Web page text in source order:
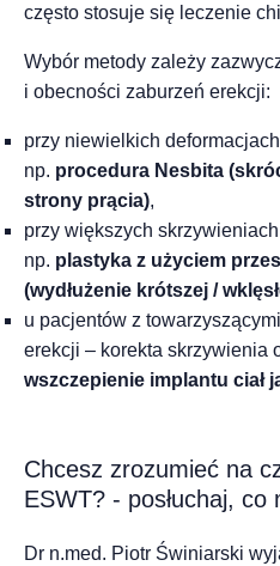
często stosuje się leczenie
Wybór metody zależy
i obecności zaburzeń erekcji:
przy niewielkich
np. procedura Nesbita
strony prącia),
przy większych
np. plastyka z użyciem
(wydłużenie krótszej /
u pacjentów z
erekcji – korekta skrzywienia
wszczepienie implantu ciał
Chcesz zrozumieć na
ESWT? - posłuchaj,
Dr n.med. Piotr Świniarski